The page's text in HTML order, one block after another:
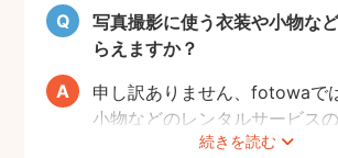
るのでおすすめです。
写真撮影に使う衣装や小物な
らえますか？
続きを読む
申し訳ありません、fotowaで
小物などのレンタルサービス
おりませんので、お客様ご自